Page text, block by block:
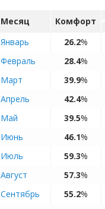
Месяц
Комфорт
Январь
26.2%
Февраль
28.4%
Март
39.9%
Апрель
42.4%
Май
39.5%
Июнь
46.1%
Июль
59.3%
Август
57.3%
Сентябрь
55.2%